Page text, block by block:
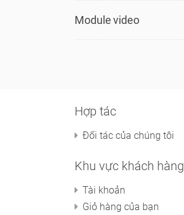
Module video
Hợp tác
Đối tác của chúng tôi
Khu vực khách hàng
Tài khoản
Giỏ hàng của bạn